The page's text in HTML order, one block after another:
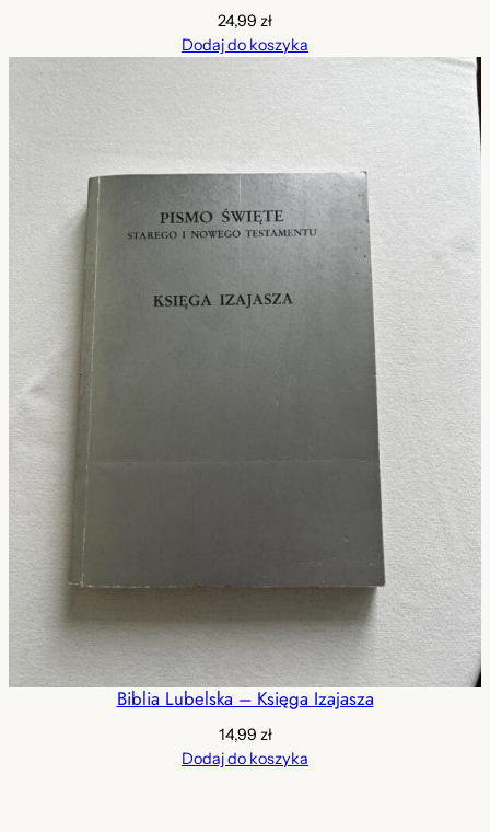
24,99 zł
Dodaj do koszyka
Biblia Lubelska – Księga Izajasza
14,99 zł
Dodaj do koszyka